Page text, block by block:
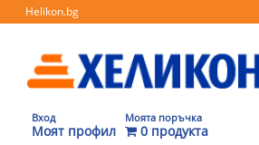
Helikon.bg
Вход
Моят профил
Моята поръчка
0 продукта